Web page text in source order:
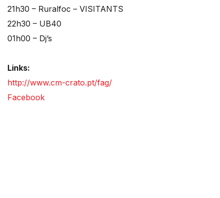
21h30 – Ruralfoc – VISITANTS
22h30 – UB40
01h00 – Dj’s
Links:
http://www.cm-crato.pt/fag/
Facebook